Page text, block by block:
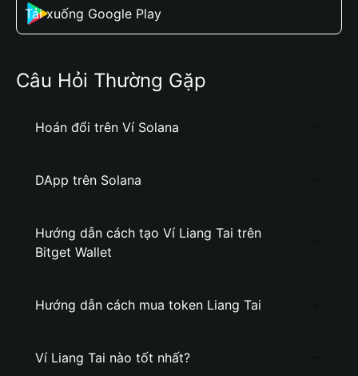
Tải xuống Google Play
Câu Hỏi Thường Gặp
Hoán đổi trên Ví Solana
DApp trên Solana
Hướng dẫn cách tạo Ví Liang Tai trên
Bitget Wallet
Hướng dẫn cách mua token Liang Tai
Ví Liang Tai nào tốt nhất?